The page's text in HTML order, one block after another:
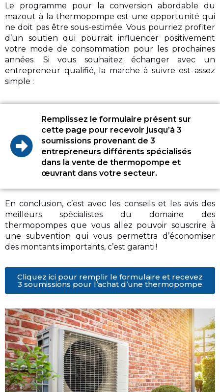
Le programme pour la conversion abordable du
mazout à la thermopompe est une opportunité qui
ne doit pas être sous-estimée. Vous pourriez profiter
d’un soutien qui pourrait influencer positivement
votre mode de consommation pour les prochaines
années. Si vous souhaitez échanger avec un
entrepreneur qualifié, la marche à suivre est assez
simple :
Remplissez le formulaire présent sur
cette page pour recevoir jusqu’à 3
soumissions provenant de 3
entrepreneurs différents spécialisés
dans la vente de thermopompe et
œuvrant dans votre secteur.
En conclusion, c’est avec les conseils et les avis des
meilleurs spécialistes du domaine des
thermopompes que vous allez pouvoir souscrire à
une subvention qui vous permettra d’économiser
des montants importants, c’est garanti !
Cliquez ici pour remplir le formulaire et recevez
3 soumissions pour l’achat d’une thermopompe